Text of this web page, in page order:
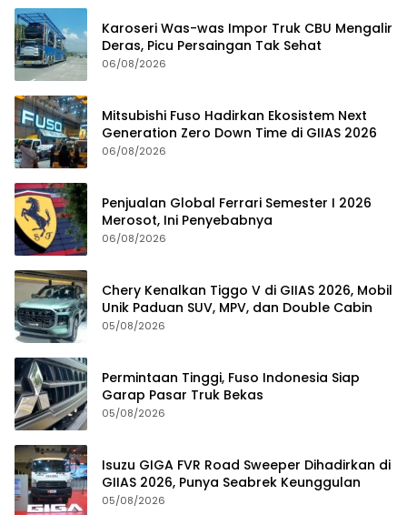
Karoseri Was-was Impor Truk CBU Mengalir
Deras, Picu Persaingan Tak Sehat
06/08/2026
Mitsubishi Fuso Hadirkan Ekosistem Next
Generation Zero Down Time di GIIAS 2026
06/08/2026
Penjualan Global Ferrari Semester I 2026
Merosot, Ini Penyebabnya
06/08/2026
Chery Kenalkan Tiggo V di GIIAS 2026, Mobil
Unik Paduan SUV, MPV, dan Double Cabin
05/08/2026
Permintaan Tinggi, Fuso Indonesia Siap
Garap Pasar Truk Bekas
05/08/2026
Isuzu GIGA FVR Road Sweeper Dihadirkan di
GIIAS 2026, Punya Seabrek Keunggulan
05/08/2026